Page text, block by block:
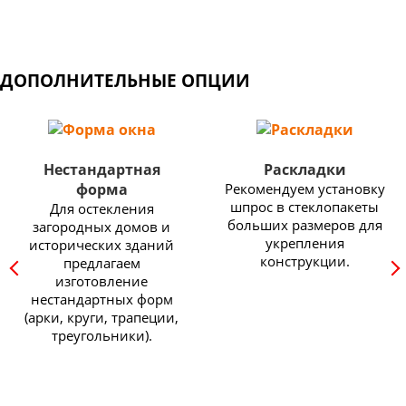
ДОПОЛНИТЕЛЬНЫЕ ОПЦИИ
Нестандартная
форма
Для остекления
загородных домов и
исторических зданий
предлагаем
изготовление
нестандартных форм
(арки, круги, трапеции,
треугольники).
Раскладки
Рекомендуем установку
шпрос в стеклопакеты
больших размеров для
укрепления
конструкции.